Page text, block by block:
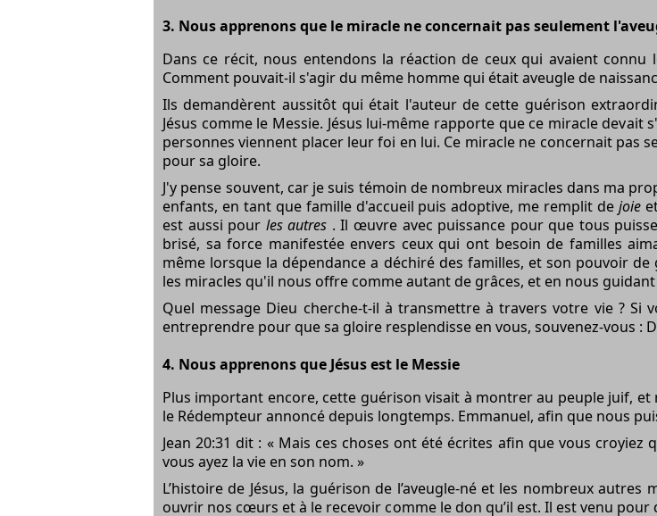
3. Nous apprenons que le miracle ne concernait pas seulement
Dans ce récit, nous entendons la réaction de ceux qui avaient
Comment pouvait-il s'agir du même homme qui était aveugle de
Ils demandèrent aussitôt qui était l'auteur de cette guérison
Jésus comme le Messie. Jésus lui-même rapporte que ce miracle
personnes viennent placer leurfoi en lui. Ce miracle ne concernait pas
pour sa gloire.
J'y pense souvent, car je suis témoin de nombreux miracles dans ma
enfants, en tant que famille d'accueil puis adoptive, me remplit de joie
est aussi pour les autres . Il œuvre avec puissance pour que tous
brisé, sa force manifestée envers ceux qui ont besoin de familles
même lorsque la dépendance a déchiré des familles, et son pouvoir de
les miracles qu'il nous offre comme autant de grâces, et en nous
Quel message Dieu cherche-t-il à transmettre à travers votre vie ? Si
entreprendre pour que sa gloire resplendisse en vous, souvenez-vous :
4. Nous apprenons que Jésus est le Messie
Plus important encore, cette guérison visait à montrer au peuple juif, et
le Rédempteur annoncé depuis longtemps. Emmanuel, afin que nous
Jean 20:31 dit : « Mais ces choses ont été écrites afin que vous croyiez
vous ayez la vie en son nom. »
L’histoire de Jésus, la guérison de l’aveugle-né et les nombreux
ouvrir nos cœurs et à le recevoir comme le don qu’il est. Il est venu